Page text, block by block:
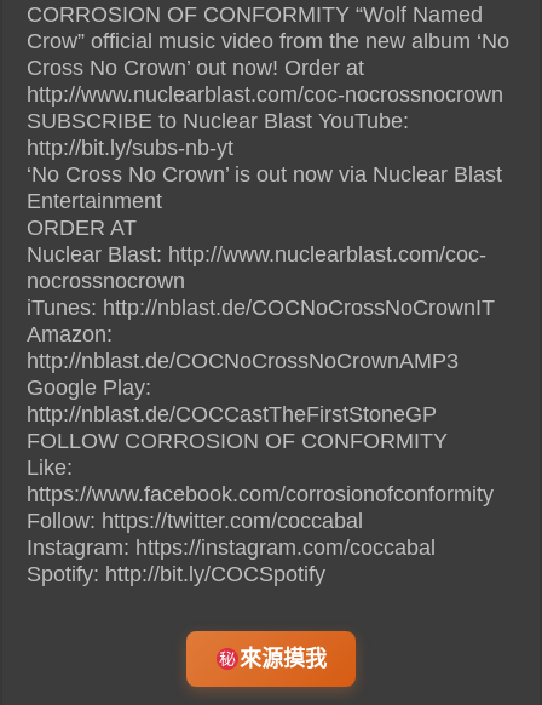
CORROSION OF CONFORMITY “Wolf Named
Crow” official music video from the new album ‘No
Cross No Crown’ out now! Order at
http://www.nuclearblast.com/coc-nocrossnocrown
SUBSCRIBE to Nuclear Blast YouTube:
http://bit.ly/subs-nb-yt
‘No Cross No Crown’ is out now via Nuclear Blast
Entertainment
ORDER AT
Nuclear Blast: http://www.nuclearblast.com/coc-
nocrossnocrown
iTunes: http://nblast.de/COCNoCrossNoCrownIT
Amazon:
http://nblast.de/COCNoCrossNoCrownAMP3
Google Play:
http://nblast.de/COCCastTheFirstStoneGP
FOLLOW CORROSION OF CONFORMITY
Like:
https://www.facebook.com/corrosionofconformity
Follow: https://twitter.com/coccabal
Instagram: https://instagram.com/coccabal
Spotify: http://bit.ly/COCSpotify
來源摸我